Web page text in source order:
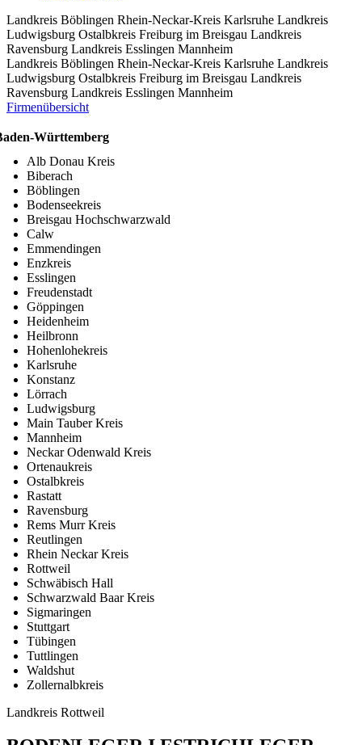
Landkreis Böblingen Rhein-Neckar-Kreis Karlsruhe Landkreis
Ludwigsburg Ostalbkreis Freiburg im Breisgau Landkreis
Ravensburg Landkreis Esslingen Mannheim
Landkreis Böblingen Rhein-Neckar-Kreis Karlsruhe Landkreis
Ludwigsburg Ostalbkreis Freiburg im Breisgau Landkreis
Ravensburg Landkreis Esslingen Mannheim
Firmenübersicht
Württemberg
Alb Donau Kreis
Biberach
Böblingen
Bodenseekreis
Breisgau Hochschwarzwald
Calw
Emmendingen
Enzkreis
Esslingen
Freudenstadt
Göppingen
Heidenheim
Heilbronn
Hohenlohekreis
Karlsruhe
Konstanz
Lörrach
Ludwigsburg
Main Tauber Kreis
Mannheim
Neckar Odenwald Kreis
Ortenaukreis
Ostalbkreis
Rastatt
Ravensburg
Rems Murr Kreis
Reutlingen
Rhein Neckar Kreis
Rottweil
Schwäbisch Hall
Schwarzwald Baar Kreis
Sigmaringen
Stuttgart
Tübingen
Tuttlingen
Waldshut
Zollernalbkreis
Landkreis Rottweil